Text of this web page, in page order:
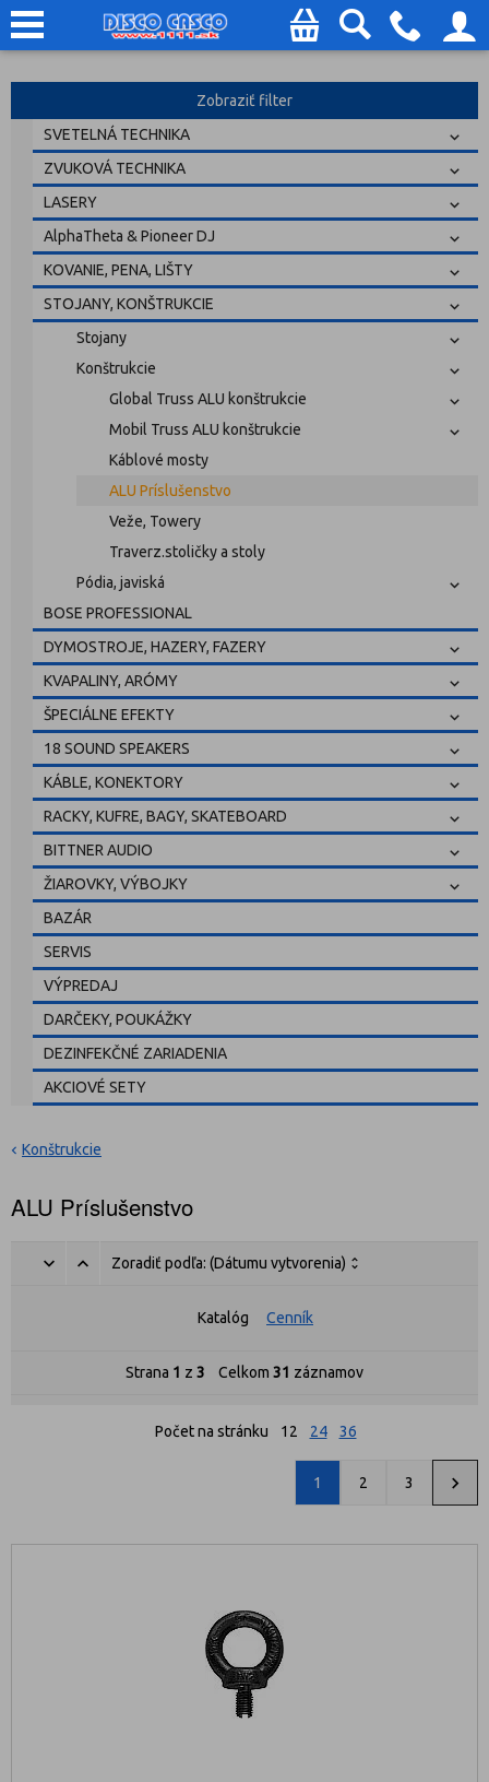
Zobraziť filter
SVETELNÁ TECHNIKA
ZVUKOVÁ TECHNIKA
LASERY
AlphaTheta & Pioneer DJ
KOVANIE, PENA, LIŠTY
STOJANY, KONŠTRUKCIE
Stojany
Konštrukcie
Global Truss ALU konštrukcie
Mobil Truss ALU konštrukcie
Káblové mosty
ALU Príslušenstvo
Veže, Towery
Traverz.stoličky a stoly
Pódia, javiská
BOSE PROFESSIONAL
DYMOSTROJE, HAZERY, FAZERY
KVAPALINY, ARÓMY
ŠPECIÁLNE EFEKTY
18 SOUND SPEAKERS
KÁBLE, KONEKTORY
RACKY, KUFRE, BAGY, SKATEBOARD
BITTNER AUDIO
ŽIAROVKY, VÝBOJKY
BAZÁR
SERVIS
VÝPREDAJ
DARČEKY, POUKÁŽKY
DEZINFEKČNÉ ZARIADENIA
AKCIOVÉ SETY
Konštrukcie
ALU Príslušenstvo
Zoradiť podľa: (Dátumu vytvorenia)
Katalóg Cenník
Strana 1 z 3 Celkom 31 záznamov
Počet na stránku 12 24 36
1 2 3